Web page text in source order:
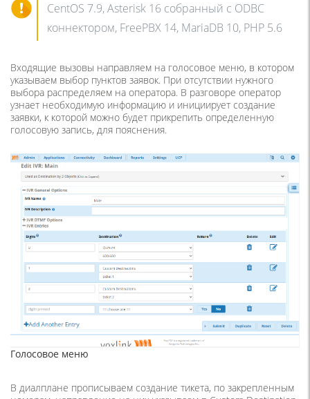
CentOS 7.9, Asterisk 16 собранный с ODBC
коннектором, FreePBX 14, MariaDB 10, PHP 5.6
Входящие вызовы направляем на голосовое меню, в котором
указываем выбор пунктов заявок. При отсутствии нужного
выбора распределяем на оператора. В разговоре оператор
узнает необходимую информацию и инициирует создание
заявки, к которой можно будет прикрепить определенную
голосовую запись, для пояснения.
Голосовое меню
В диалплане прописываем создание тикета, по закрепленным